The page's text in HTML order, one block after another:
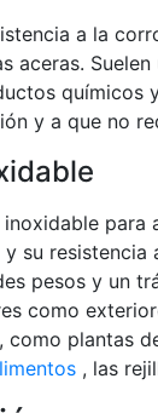
a la
aceras.
químicos
y a que no
para
su resistencia
pesos y un
como
como plantas
, las